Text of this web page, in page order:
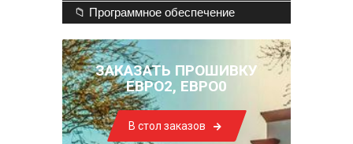
📁 Программное обеспечение
ЗАКАЗАТЬ ПРОШИВКУ
ЕВРО2, ЕВРО0
В стол заказов